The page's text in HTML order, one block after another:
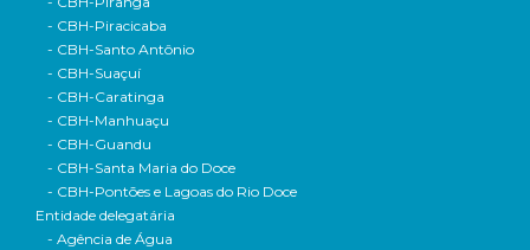
- CBH-Piracicaba
- CBH-Santo Antônio
- CBH-Suaçuí
- CBH-Caratinga
- CBH-Manhuaçu
- CBH-Guandu
- CBH-Santa Maria do Doce
- CBH-Pontões e Lagoas do Rio Doce
Entidade delegatária
- Agência de Água